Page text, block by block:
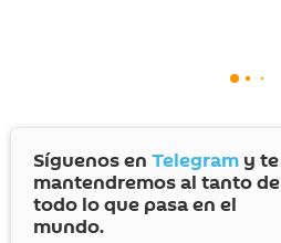
Síguenos en Telegram y te
mantendremos al tanto de
todo lo que pasa en el
mundo.